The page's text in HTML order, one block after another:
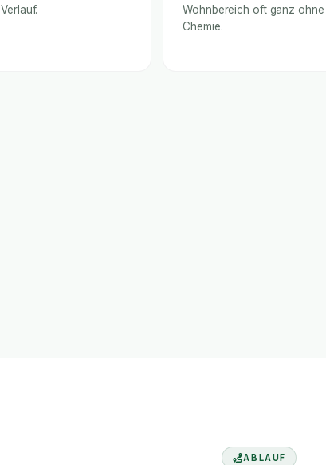
Wohnbereich oft ganz ohne
Chemie.
ABLAUF